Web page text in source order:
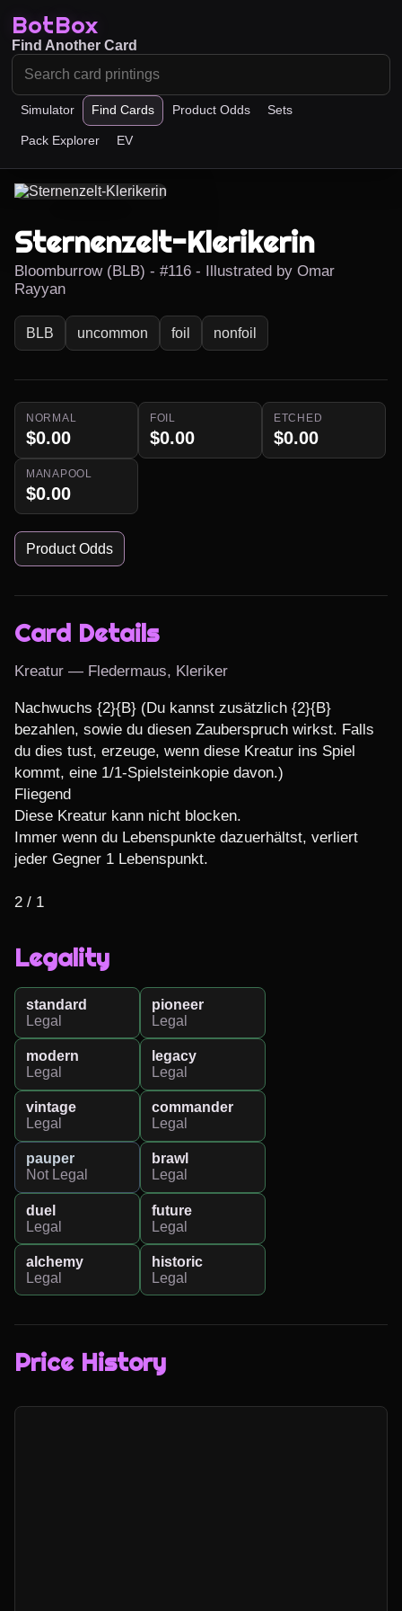
BotBox
Simulator Find Cards Product Odds Sets
Pack Explorer EV
Find Another Card
Sternenzelt-Klerikerin
Bloomburrow (BLB) - #116 - Illustrated by Omar
Rayyan
BLB uncommon foil nonfoil
NORMAL
$0.00
FOIL
$0.00
ETCHED
$0.00
MANAPOOL
$0.00
Product Odds
Card Details
Kreatur — Fledermaus, Kleriker
Nachwuchs {2}{B} (Du kannst zusätzlich {2}{B}
bezahlen, sowie du diesen Zauberspruch wirkst. Falls
du dies tust, erzeuge, wenn diese Kreatur ins Spiel
kommt, eine 1/1-Spielsteinkopie davon.)
Fliegend
Diese Kreatur kann nicht blocken.
Immer wenn du Lebenspunkte dazuerhältst, verliert
jeder Gegner 1 Lebenspunkt.
2 / 1
Legality
standard
Legal
pioneer
Legal
modern
Legal
legacy
Legal
vintage
Legal
commander
Legal
pauper
Not Legal
brawl
Legal
duel
Legal
future
Legal
alchemy
Legal
historic
Legal
Price History